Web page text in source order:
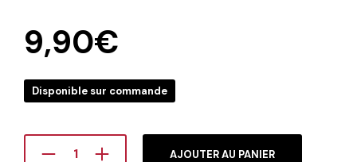
9,90€
Disponible sur commande
AJOUTER AU PANIER